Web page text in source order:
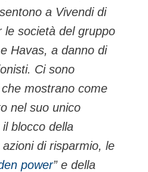
a Vivendi di
le società del gruppo
Havas, a danno di
Ci sono
mostrano come
nel suo unico
blocco della
di risparmio, le
power” e della